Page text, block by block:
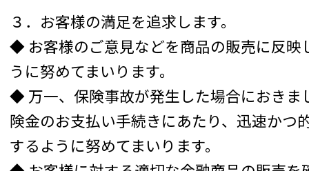
３．お客様の満足を追求します。
◆ お客様のご意見などを商品の販売に反映
うに努めてまいります。
◆ 万一、保険事故が発生した場合におきま
険金のお支払い手続きにあたり、迅速かつ
するように努めてまいります。